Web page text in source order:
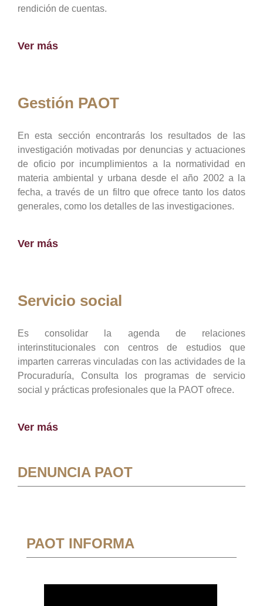
rendición de cuentas.
Ver más
Gestión PAOT
En esta sección encontrarás los resultados de las
investigación motivadas por denuncias y actuaciones
de oficio por incumplimientos a la normatividad en
materia ambiental y urbana desde el año 2002 a la
fecha, a través de un filtro que ofrece tanto los datos
generales, como los detalles de las investigaciones.
Ver más
Servicio social
Es consolidar la agenda de relaciones
interinstitucionales con centros de estudios que
imparten carreras vinculadas con las actividades de la
Procuraduría, Consulta los programas de servicio
social y prácticas profesionales que la PAOT ofrece.
Ver más
DENUNCIA PAOT
PAOT INFORMA